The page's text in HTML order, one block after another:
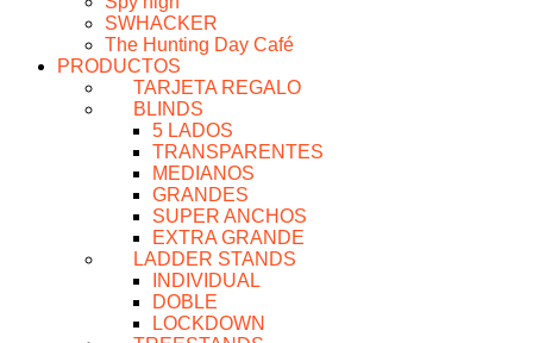
SWHACKER
The Hunting Day Café
PRODUCTOS
TARJETA REGALO
BLINDS
5 LADOS
TRANSPARENTES
MEDIANOS
GRANDES
SUPER ANCHOS
EXTRA GRANDE
LADDER STANDS
INDIVIDUAL
DOBLE
LOCKDOWN